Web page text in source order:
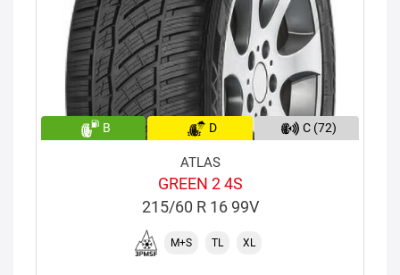
B D C (72)
ATLAS
GREEN 2 4S
215/60 R 16 99V
M+S TL XL